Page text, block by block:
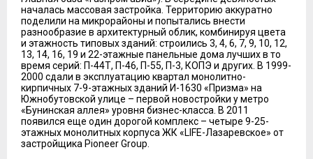
началась массовая застройка. Территорию аккуратно
поделили на микрорайоны и попытались внести
разнообразие в архитектурный облик, комбинируя цвета
и этажность типовых зданий: строились 3, 4, 6, 7, 9, 10, 12,
13, 14, 16, 19 и 22-этажные панельные дома лучших в то
время серий: П-44Т, П-46, П-55, П-3, КОПЭ и других. В 1999-
2000 сдали в эксплуатацию квартал монолитно-
кирпичных 7-9-этажных зданий И-1630 «Призма» на
Южнобутовской улице – первой новостройки у метро
«Бунинская аллея» уровня бизнес-класса. В 2011
появился еще один дорогой комплекс – четыре 9-25-
этажных монолитных корпуса ЖК «LIFE-Лазаревское» от
застройщика Pioneer Group.